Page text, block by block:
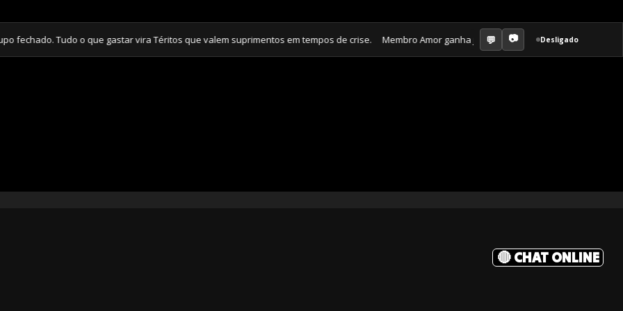
Tudo o que gastar vira Téritos que valem suprimentos em tempos de crise. Membro Amor ganha jornal mensal + aula semanal +
Desligado
🔴 CHAT ONLINE